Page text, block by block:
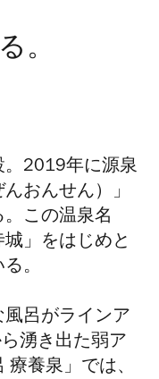
。
。2019年に源泉
おんせん）」
この温泉名
」をはじめと
。
呂がラインア
湧き出た弱ア
養泉」では、